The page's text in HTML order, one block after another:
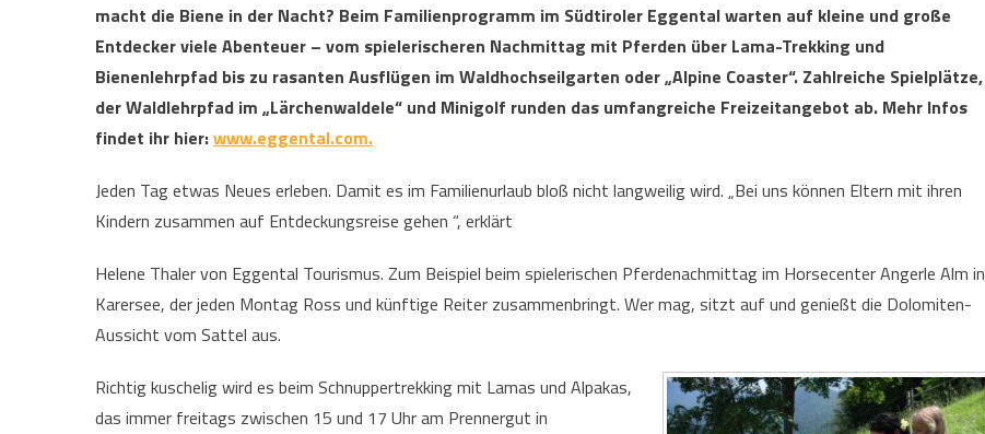
macht die Biene in der Nacht? Beim Familienprogramm im Südtiroler Eggental warten auf kleine und große
Entdecker viele Abenteuer – vom spielerischeren Nachmittag mit Pferden über Lama-Trekking und
Bienenlehrpfad bis zu rasanten Ausflügen im Waldhochseilgarten oder „Alpine Coaster“. Zahlreiche Spielplätze,
der Waldlehrpfad im „Lärchenwaldele“ und Minigolf runden das umfangreiche Freizeitangebot ab. Mehr Infos
findet ihr hier:www.eggental.com.
Jeden Tag etwas Neues erleben. Damit es im Familienurlaub bloß nicht langweilig wird. „Bei uns können Eltern mit ihren
Kindern zusammen auf Entdeckungsreise gehen “, erklärt
Helene Thaler von Eggental Tourismus. Zum Beispiel beim spielerischen Pferdenachmittag im Horsecenter Angerle Alm in
Karersee, der jeden Montag Ross und künftige Reiter zusammenbringt. Wer mag, sitzt auf und genießt die Dolomiten-
Aussicht vom Sattel aus.
Richtig kuschelig wird es beim Schnuppertrekking mit Lamas und Alpakas,
das immer freitags zwischen 15 und 17 Uhr am Prennergut in